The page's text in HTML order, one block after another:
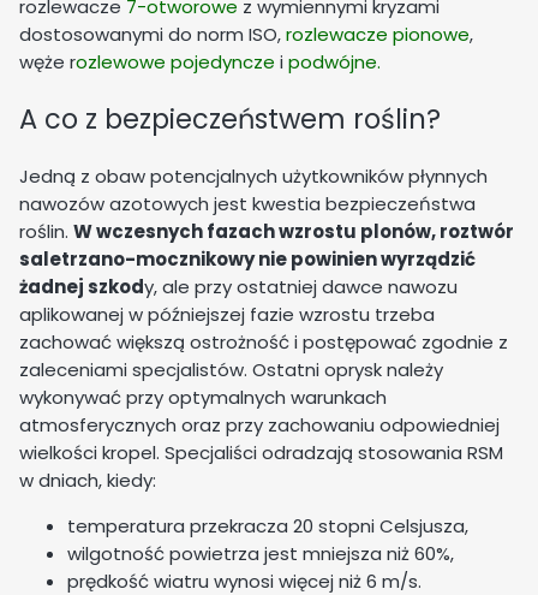
rozlewacze 7-otworowe z wymiennymi kryzami
dostosowanymi do norm ISO,rozlewacze pionowe,
węże rozlewowe pojedyncze i podwójne.
A co z bezpieczeństwem roślin?
Jedną z obaw potencjalnych użytkowników płynnych
nawozów azotowych jest kwestia bezpieczeństwa
roślin. W wczesnych fazach wzrostu plonów, roztwór
saletrzano-mocznikowy nie powinien wyrządzić
żadnej szkody, ale przy ostatniej dawce nawozu
aplikowanej w późniejszej fazie wzrostu trzeba
zachować większą ostrożność i postępować zgodnie z
zaleceniami specjalistów. Ostatni oprysk należy
wykonywać przy optymalnych warunkach
atmosferycznych oraz przy zachowaniu odpowiedniej
wielkości kropel. Specjaliści odradzają stosowania RSM
w dniach, kiedy:
temperatura przekracza 20 stopni Celsjusza,
wilgotność powietrza jest mniejsza niż 60%,
prędkość wiatru wynosi więcej niż 6 m/s.